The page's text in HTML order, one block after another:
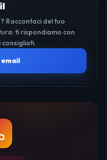
Raccontaci del tuo
ti rispondiamo con